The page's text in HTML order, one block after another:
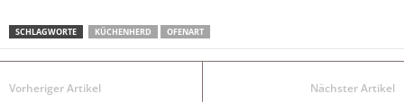
SCHLAGWORTE KÜCHENHERD OFENART
Vorheriger Artikel Nächster Artikel